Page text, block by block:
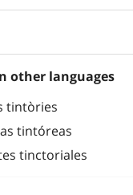
other languages
tintòries
tintóreas
tinctoriales